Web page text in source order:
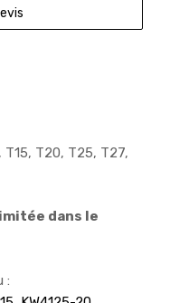
T15, T20, T25, T27,
dans le
: